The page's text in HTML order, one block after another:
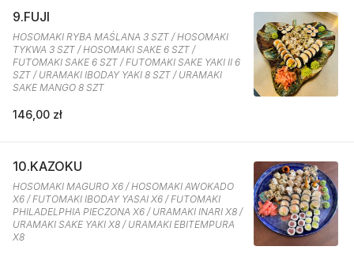
9.FUJI
HOSOMAKI RYBA MAŚLANA 3 SZT / HOSOMAKI
TYKWA 3 SZT / HOSOMAKI SAKE 6 SZT /
FUTOMAKI SAKE 6 SZT / FUTOMAKI SAKE YAKI II 6
SZT / URAMAKI IBODAY YAKI 8 SZT / URAMAKI
SAKE MANGO 8 SZT
146,00 zł
10.KAZOKU
HOSOMAKI MAGURO X6 / HOSOMAKI AWOKADO
X6 / FUTOMAKI IBODAY YASAI X6 / FUTOMAKI
PHILADELPHIA PIECZONA X6 / URAMAKI INARI X8 /
URAMAKI SAKE YAKI X8 / URAMAKI EBITEMPURA
X8